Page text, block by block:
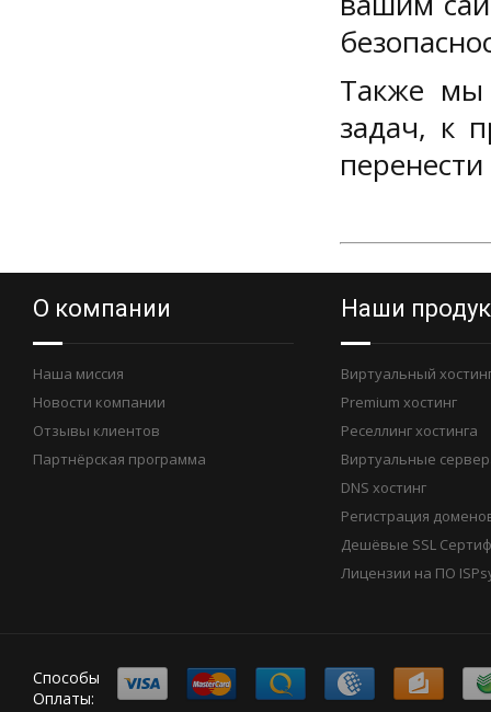
Также
задач, к
О компании
Наша миссия
Новости компании
Отзывы клиентов
Партнёрская программа
Наши
Виртуальный
Premium хостинг
Реселлинг хостинга
Виртуальные
DNS хостинг
Регистрация
Дешёвые SSL
Лицензии на ПО
Способы
Оплаты: